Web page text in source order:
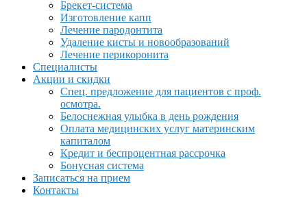
Брекет-система
Изготовление капп
Лечение пародонтита
Удаление кисты и новообразований
Лечение перикоронита
Специалисты
Акции и скидки
Спец. предложение для пациентов с проф.
осмотра.
Белоснежная улыбка в день рождения
Оплата медицинских услуг материнским
капиталом
Кредит и беспроцентная рассрочка
Бонусная система
Записаться на прием
Контакты